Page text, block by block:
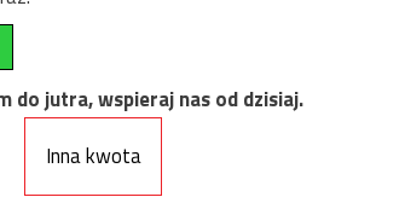
do jutra, wspieraj nas od dzisiaj.
Inna kwota